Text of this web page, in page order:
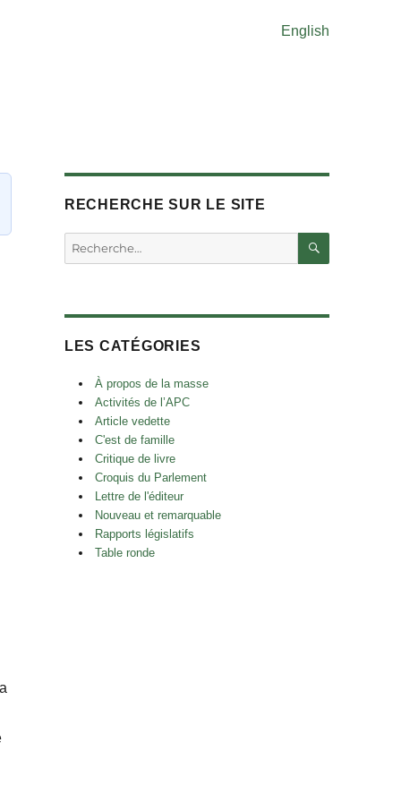
English
RECHERCHE SUR LE SITE
Rechercher :
LES CATÉGORIES
À propos de la masse
Activités de l’APC
Article vedette
C'est de famille
Critique de livre
Croquis du Parlement
Lettre de l'éditeur
Nouveau et remarquable
Rapports législatifs
Table ronde